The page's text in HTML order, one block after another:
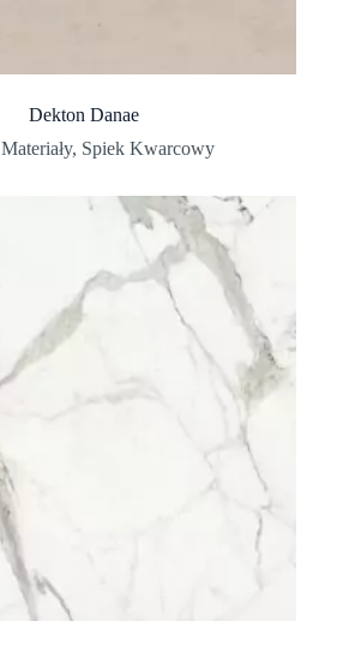
Dekton Danae
Materiały, Spiek Kwarcowy